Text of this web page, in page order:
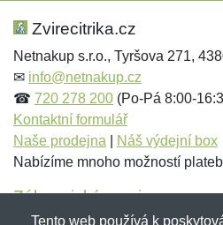
Hodnocení:
Jméno: *
Jméno:
E-mail:*
Zvirecitrika.cz
Netnakup s.r.o., Tyršova 271,
✉ info@netnakup.cz
☎ 720 278 200 (Po-Pá 8:00-
Kontaktní formulář
Naše prodejna
Náš výdejní box
Nabízíme mnoho možností
Zákaznický servis
Tento web používá k